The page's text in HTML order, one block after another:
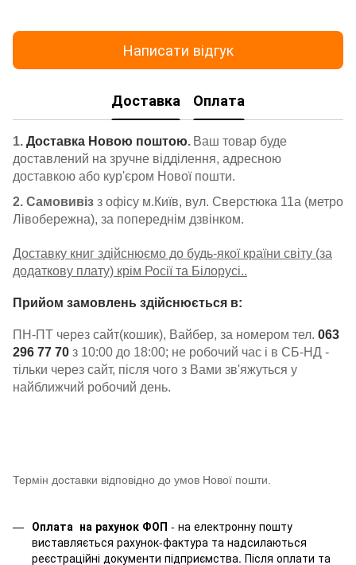
Написати відгук
Доставка Оплата
1. Доставка Новою поштою. Ваш товар буде
доставлений на зручне відділення, адресною
доставкою або кур'єром Нової пошти.
2. Самовивіз з офісу м.Київ, вул. Сверстюка 11а (метро
Лівобережна), за попереднім дзвінком.
Доставку книг здійснюємо до будь-якої країни світу (за
додаткову плату) крім Росії та Білорусі..
Прийом замовлень здійснюється в:
ПН-ПТ через сайт(кошик), Вайбер, за номером тел. 063
296 77 70 з 10:00 до 18:00; не робочий час і в СБ-НД -
тільки через сайт, після чого з Вами зв'яжуться у
найближчий робочий день.
Термін доставки відповідно до умов Нової пошти.
Оплата на рахунок ФОП - на електронну пошту
виставляється рахунок-фактура та надсилаються
реєстраційні документи підприємства. Після оплати та